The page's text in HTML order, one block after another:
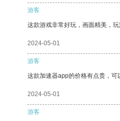
游客
这款游戏非常好玩，画面精美，玩
2024-05-01
游客
这款加速器app的价格有点贵，可
2024-05-01
游客